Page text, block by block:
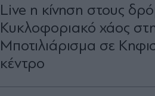
Live η κίνηση στους
Κυκλοφοριακό χάος
Μποτιλιάρισμα σε
κέντρο